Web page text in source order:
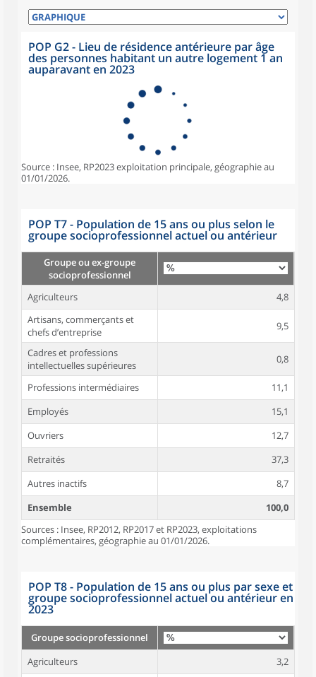
POP G2 - Lieu de résidence antérieure par âge
des personnes habitant un autre logement 1 an
auparavant en 2023
Source : Insee, RP2023 exploitation principale, géographie au
01/01/2026.
POP T7 - Population de 15 ans ou plus selon le
groupe socioprofessionnel actuel ou antérieur
Groupe ou ex-groupe
socioprofessionnel
Agriculteurs
4,8
Artisans, commerçants et
chefs d’entreprise
9,5
Cadres et professions
intellectuelles supérieures
0,8
Professions intermédiaires
11,1
Employés
15,1
Ouvriers
12,7
Retraités
37,3
Autres inactifs
8,7
Ensemble
100,0
Sources : Insee, RP2012, RP2017 et RP2023, exploitations
complémentaires, géographie au 01/01/2026.
POP T8 - Population de 15 ans ou plus par sexe et
groupe socioprofessionnel actuel ou antérieur en
2023
Groupe socioprofessionnel
Agriculteurs
3,2